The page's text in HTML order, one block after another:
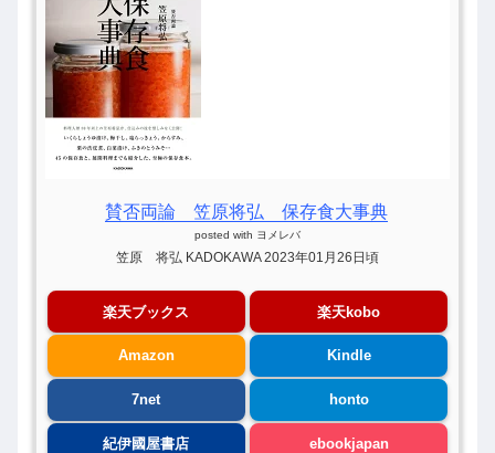
賛否両論 笠原将弘 保存食大事典
posted with ヨメレバ
笠原 将弘 KADOKAWA 2023年01月26日頃
楽天ブックス 楽天kobo
Amazon Kindle
7net honto
紀伊國屋書店 ebookjapan